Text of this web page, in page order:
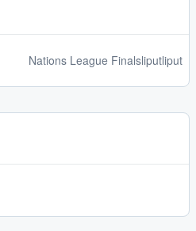
Nations League Finalsliputliput